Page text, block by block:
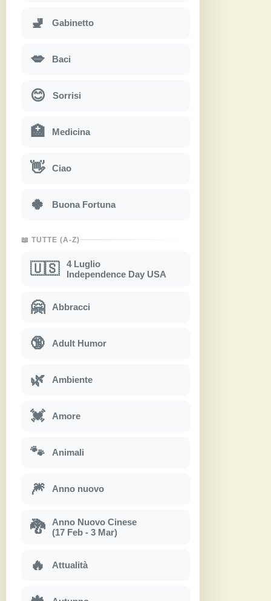
🚽 Gabinetto
💋 Baci
😊 Sorrisi
🏥 Medicina
👋 Ciao
🍀 Buona Fortuna
📖 TUTTE (A-Z)
🇺🇸
4 Luglio
Independence Day USA
🤗 Abbracci
🔞 Adult Humor
🌿 Ambiente
💓 Amore
🐾 Animali
🎆 Anno nuovo
🐉
Anno Nuovo Cinese
(17 Feb - 3 Mar)
🔥 Attualità